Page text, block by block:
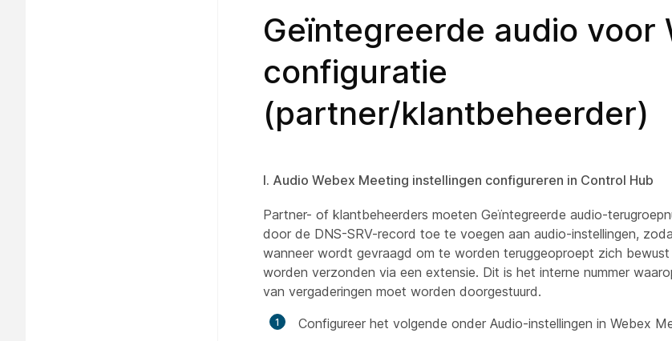
Geïntegreerde audio voor
configuratie
(partner/klantbeheerder)
I. Audio Webex Meeting instellingen configureren in Control Hub
Partner- of klantbeheerders moeten Geïntegreerde audio-
door de DNS-SRV-record toe te voegen aan audio-instellingen,
wanneer wordt gevraagd om te worden teruggeoproept zich
worden verzonden via een extensie. Dit is het interne nummer
van vergaderingen moet worden doorgestuurd.
Configureer het volgende onder Audio-instellingen in Webex